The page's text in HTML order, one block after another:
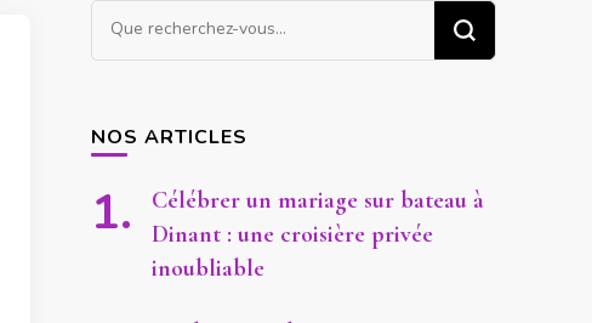
Vous
recherchiez
NOS ARTICLES
Célébrer un mariage sur bateau à
Dinant : une croisière privée
inoubliable